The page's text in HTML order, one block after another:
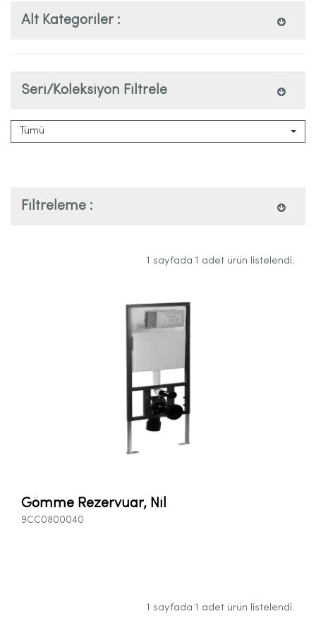
Alt Kategoriler :
Seri/Koleksiyon Filtrele
Tümü
Filtreleme :
1 sayfada 1 adet ürün listelendi.
Gömme Rezervuar, Nil
9CC0800040
1 sayfada 1 adet ürün listelendi.